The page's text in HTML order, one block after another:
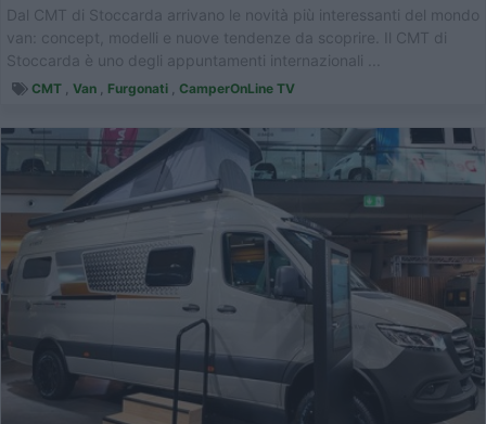
Dal CMT di Stoccarda arrivano le novità più interessanti del mondo
van: concept, modelli e nuove tendenze da scoprire. Il CMT di
Stoccarda è uno degli appuntamenti internazionali ...
CMT , Van , Furgonati , CamperOnLine TV